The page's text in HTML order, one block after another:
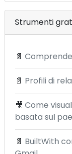
Strumenti
📄
📄 Profili di
🎥 Come
basata sul
📄 BuiltWith